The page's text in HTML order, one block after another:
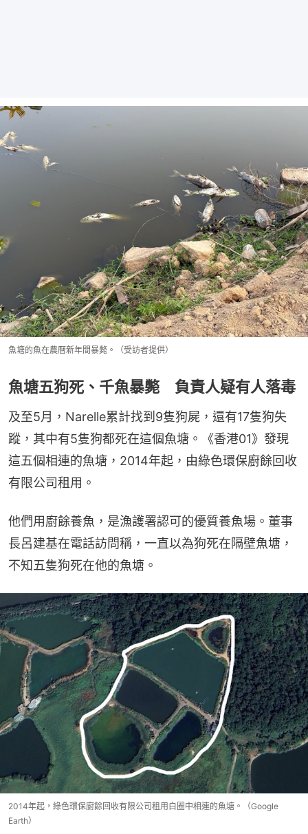
魚塘的魚在農曆新年間暴斃。（受訪者提供）
魚塘五狗死、千魚暴斃 負責人疑有人落毒
及至5月，Narelle累計找到9隻狗屍，還有17隻狗失
蹤，其中有5隻狗都死在這個魚塘。《香港01》發現
這五個相連的魚塘，2014年起，由綠色環保廚餘回收
有限公司租用。
他們用廚餘養魚，是漁護署認可的優質養魚場。董事
長呂建基在電話訪問稱，一直以為狗死在隔壁魚塘，
不知五隻狗死在他的魚塘。
2014年起，綠色環保廚餘回收有限公司租用白圈中相連的魚塘。（Google
Earth）